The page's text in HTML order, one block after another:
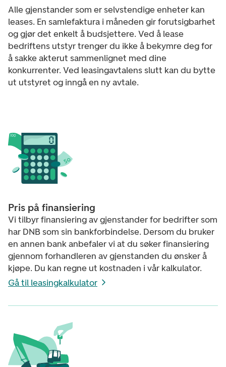
Alle gjenstander som er selvstendige enheter kan
leases. En samlefaktura i måneden gir forutsigbarhet
og gjør det enkelt å budsjettere. Ved å lease
bedriftens utstyr trenger du ikke å bekymre deg for
å sakke akterut sammenlignet med dine
konkurrenter. Ved leasingavtalens slutt kan du bytte
ut utstyret og inngå en ny avtale.
Pris på finansiering
Vi tilbyr finansiering av gjenstander for bedrifter som
har DNB som sin bankforbindelse. Dersom du bruker
en annen bank anbefaler vi at du søker finansiering
gjennom forhandleren av gjenstanden du ønsker å
kjøpe. Du kan regne ut kostnaden i vår kalkulator.
Gå til leasingkalkulator